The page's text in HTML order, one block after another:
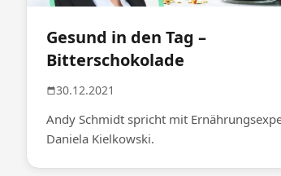
Gesund in den Tag –
Bitterschokolade
30.12.2021
Andy Schmidt spricht mit
Daniela Kielkowski.